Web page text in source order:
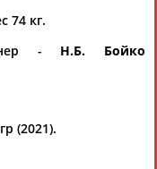
документов
в словенский
74 кг.
- Н.Б. Бойко
(2021).